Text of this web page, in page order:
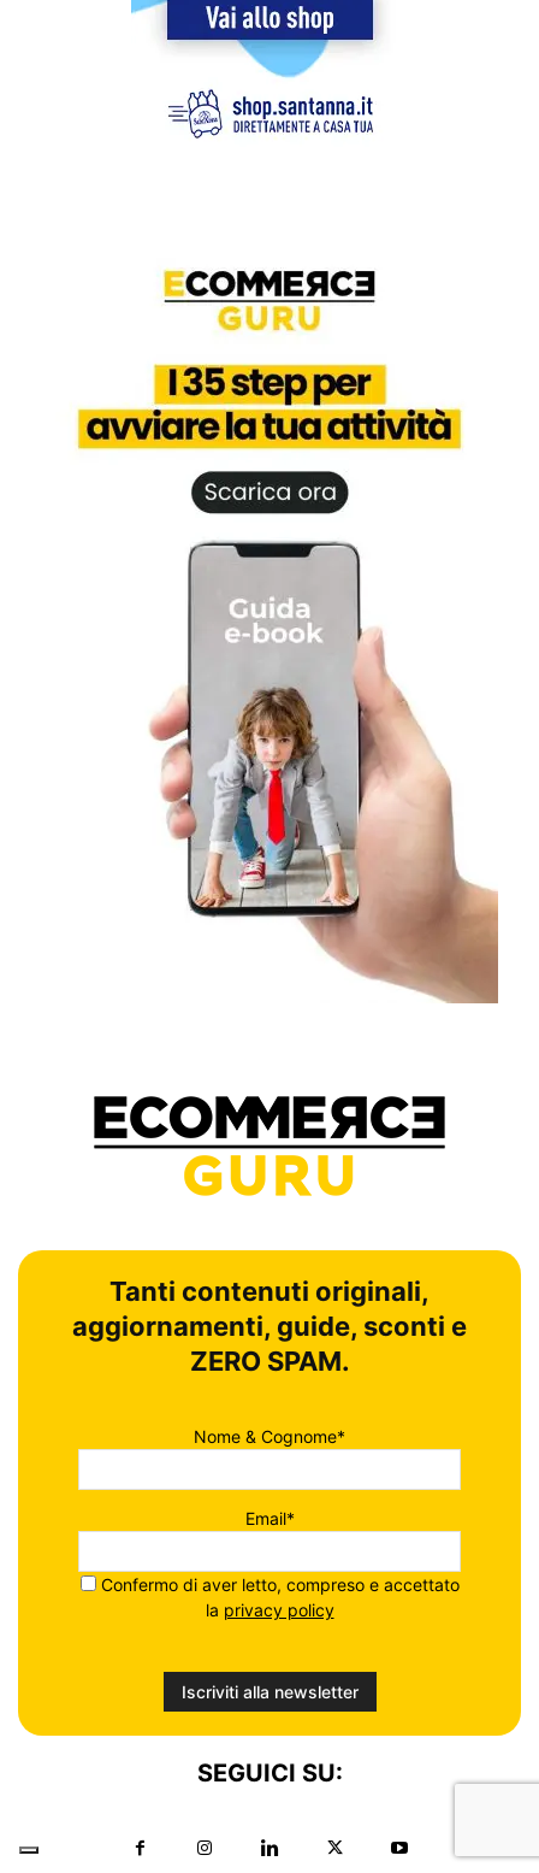
Tanti contenuti originali,
aggiornamenti, guide, sconti e
ZERO SPAM.
Nome & Cognome*
Email*
Confermo di aver letto, compreso e accettato
la privacy policy
SEGUICI SU: